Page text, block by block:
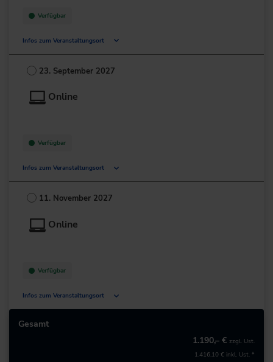
Verfügbar
Infos zum Veranstaltungsort
Deutschland
+49 211/6214-201
23. September 2027
Online
Verfügbar
Infos zum Veranstaltungsort
Deutschland
+49 211/6214-201
11. November 2027
Online
Verfügbar
Infos zum Veranstaltungsort
Deutschland
Gesamt
1.190,– € zzgl. Ust.
1.416,10 € inkl. Ust. *